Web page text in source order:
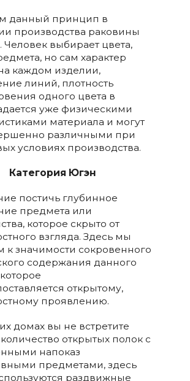
данный принцип в
производства раковины
Человек выбирает цвета,
но сам характер
каждом изделии,
линий, плотность
одного цвета в
уже физическими
материала и могут
различными при
условиях производства.
Категория Югэн
постичь глубинное
предмета или
которое скрыто от
взгляда. Здесь мы
к значимости сокровенного
содержания данного
открытому,
проявлению.
домах вы не встретите
открытых полок с
напоказ
предметами, здесь
раздвижные